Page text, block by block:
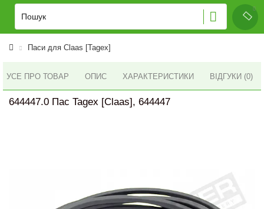
Паси для Claas [Tagex]
УСЕ ПРО ТОВАР ОПИС ХАРАКТЕРИСТИКИ ВІДГУКИ (0)
644447.0 Пас Tagex [Claas], 644447